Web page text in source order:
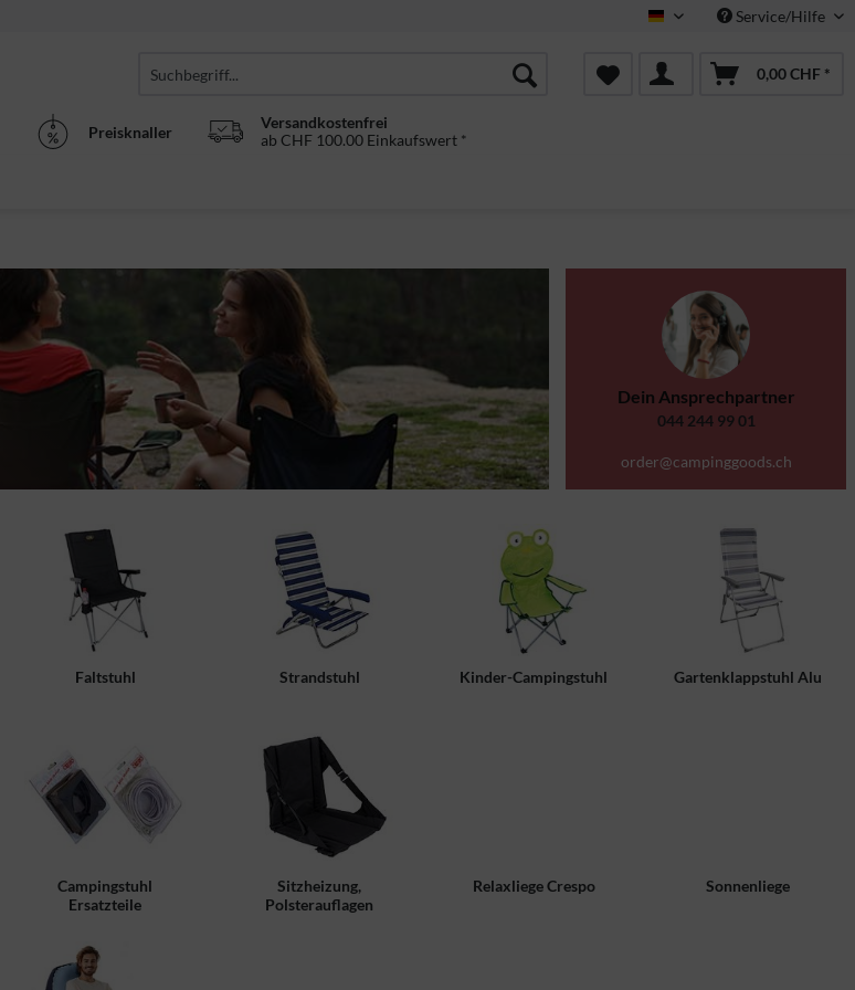
Deutsch Service/Hilfe
0,00 CHF *
Preisknaller
Versandkostenfrei
ab CHF 100.00 Einkaufswert *
Dein Ansprechpartner
044 244 99 01
order@campinggoods.ch
Faltstuhl Strandstuhl Kinder-Campingstuhl Gartenklappstuhl Alu
Campingstuhl
Ersatzteile
Sitzheizung,
Polsterauflagen
Relaxliege Crespo Sonnenliege